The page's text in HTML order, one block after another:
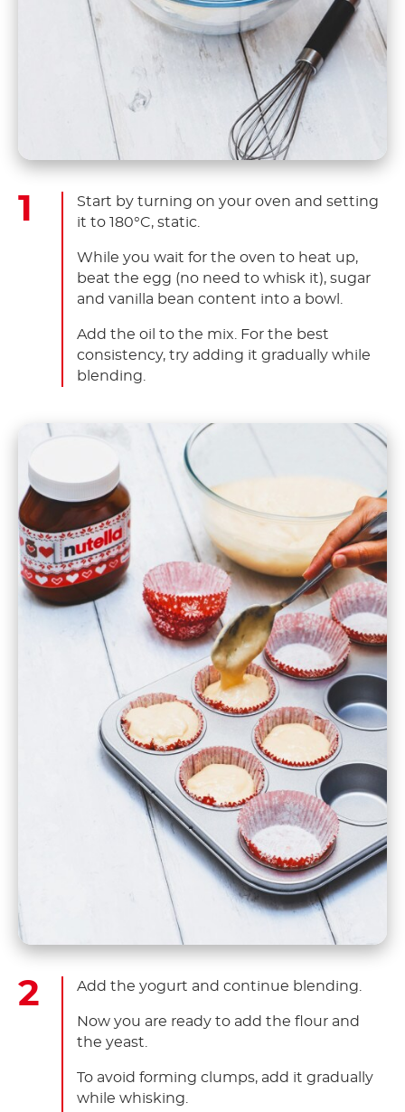
Start by turning on your oven and setting
it to 180°C, static.
While you wait for the oven to heat up,
beat the egg (no need to whisk it), sugar
and vanilla bean content into a bowl.
Add the oil to the mix. For the best
consistency, try adding it gradually while
blending.
Add the yogurt and continue blending.
Now you are ready to add the flour and
the yeast. ​
To avoid forming clumps, add it gradually
while whisking.